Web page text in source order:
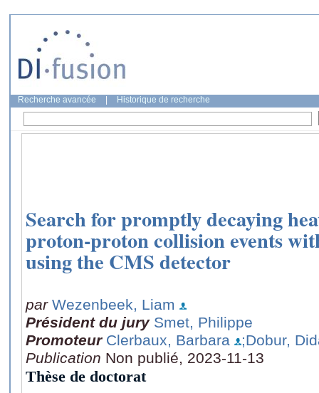
Recherche avancée Historique de recherche
Search for promptly decaying
proton-proton collision events
using the CMS detector
par Wezenbeek, Liam
Président du jury Smet, Philippe
Promoteur Clerbaux, Barbara
;Dobur,
Publication Non publié, 2023-11-13
Thèse de doctorat